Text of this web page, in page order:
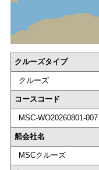
クルーズタイプ
クルーズ
コースコード
MSC-WO20260801-007
船会社名
MSCクルーズ